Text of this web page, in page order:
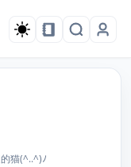
猫(^..^)ﾉ